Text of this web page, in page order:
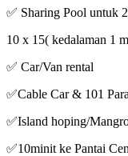
✅ Sharing Pool untuk
10 x 15( kedalaman 1
✅ Car/Van rental
✅Cable Car & 101
✅Island hoping/
✅10minit ke Pantai